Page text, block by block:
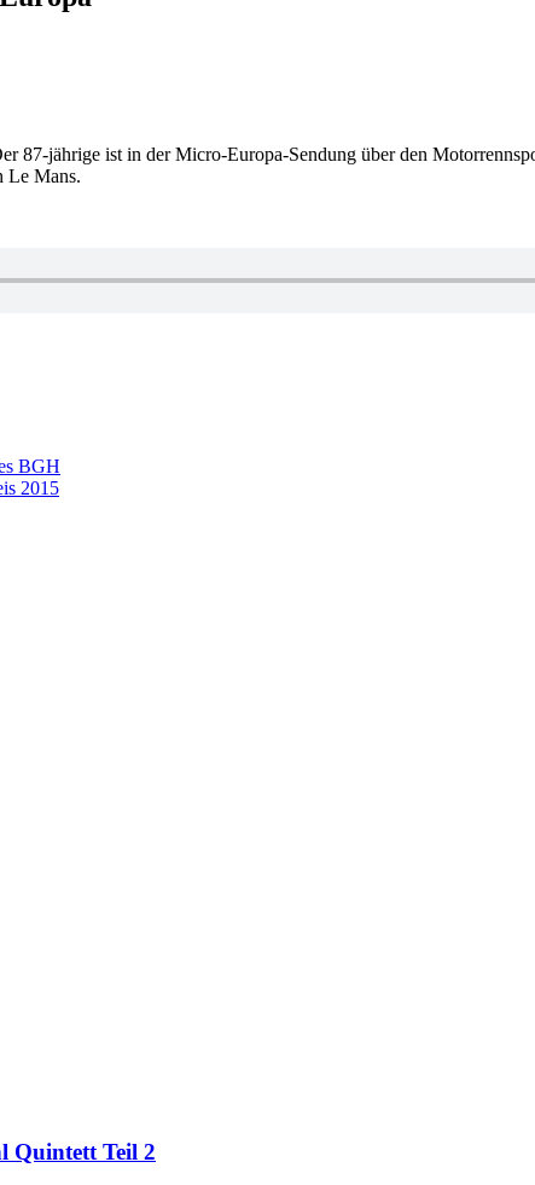
87-jährige ist in der Micro-Europa-Sendung über den
Le Mans.
BGH
2015
Quintett Teil 2